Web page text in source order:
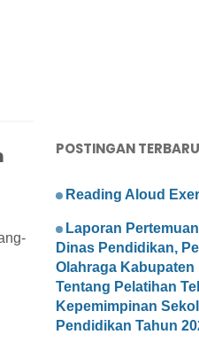
POSTINGAN TERBARU
Reading Aloud
Laporan
Dinas Pendidikan,
Olahraga Kabupaten
Tentang Pelatihan
Kepemimpinan
Pendidikan Tahun